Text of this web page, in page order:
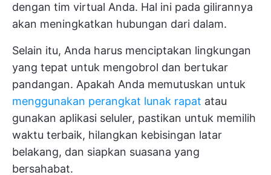
dengan tim virtual Anda. Hal ini pada gilirannya
akan meningkatkan hubungan dari dalam.
Selain itu, Anda harus menciptakan lingkungan
yang tepat untuk mengobrol dan bertukar
pandangan. Apakah Anda memutuskan untuk
menggunakan perangkat lunak rapat atau
gunakan aplikasi seluler, pastikan untuk memilih
waktu terbaik, hilangkan kebisingan latar
belakang, dan siapkan suasana yang
bersahabat.